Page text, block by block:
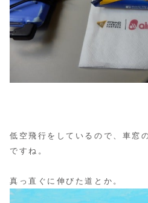
低空飛行をしているので、車窓
ですね。
真っ直ぐに伸びた道とか。